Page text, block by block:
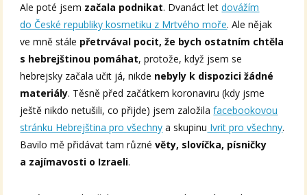
Ale poté jsem začala podnikat. Dvanáct letdovážím
do České republiky kosmetiku z Mrtvého moře. Ale nějak
ve mně stále přetrvával pocit, že bych ostatním chtěla
s hebrejštinou pomáhat, protože, když jsem se
hebrejsky začala učit já, nikde nebyly k dispozici žádné
materiály. Těsně před začátkem koronaviru (kdy jsme
ještě nikdo netušili, co přijde) jsem založilafacebookovou
stránku Hebrejština pro všechny a skupinu Ivrit pro všechny.
Bavilo mě přidávat tam různévěty, slovíčka, písničky
a zajímavosti o Izraeli.